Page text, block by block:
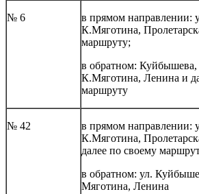
№ 6
в прямом направлении:
К.Мяготина,
маршруту;
в обратном: Куйбышева,
К.Мяготина, Ленина и
маршруту
№ 42
в прямом направлении:
К.Мяготина,
далее по своему
в обратном: ул.
Мяготина, Ленина